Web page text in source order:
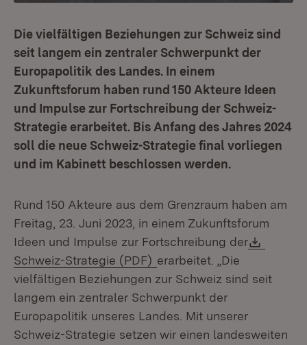
Die vielfältigen Beziehungen zur Schweiz sind
seit langem ein zentraler Schwerpunkt der
Europapolitik des Landes. In einem
Zukunftsforum haben rund 150 Akteure Ideen
und Impulse zur Fortschreibung der Schweiz-
Strategie erarbeitet. Bis Anfang des Jahres 2024
soll die neue Schweiz-Strategie final vorliegen
und im Kabinett beschlossen werden.
Rund 150 Akteure aus dem Grenzraum haben am
Freitag, 23. Juni 2023, in einem Zukunftsforum
Ideen und Impulse zur Fortschreibung der
Schweiz-Strategie (PDF) (Öffnet in neuem Fenster)
erarbeitet. „Die
vielfältigen Beziehungen zur Schweiz sind seit
langem ein zentraler Schwerpunkt der
Europapolitik unseres Landes. Mit unserer
Schweiz-Strategie setzen wir einen landesweiten